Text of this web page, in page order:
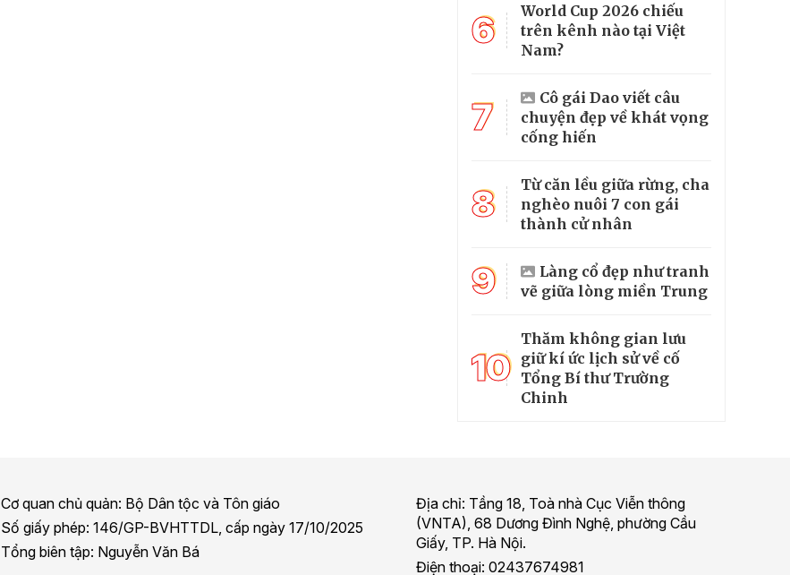
6
World Cup 2026 chiếu
trên kênh nào tại Việt
Nam?
7
Cô gái Dao viết câu
chuyện đẹp về khát vọng
cống hiến
8
Từ căn lều giữa rừng, cha
nghèo nuôi 7 con gái
thành cử nhân
9
Làng cổ đẹp như tranh
vẽ giữa lòng miền Trung
10
Thăm không gian lưu
giữ kí ức lịch sử về cố
Tổng Bí thư Trường
Chinh
Cơ quan chủ quản: Bộ Dân tộc và Tôn giáo
Số giấy phép: 146/GP-BVHTTDL, cấp ngày 17/10/2025
Tổng biên tập: Nguyễn Văn Bá
Địa chỉ: Tầng 18, Toà nhà Cục Viễn thông
(VNTA), 68 Dương Đình Nghệ, phường Cầu
Giấy, TP. Hà Nội.
Điện thoại: 02437674981